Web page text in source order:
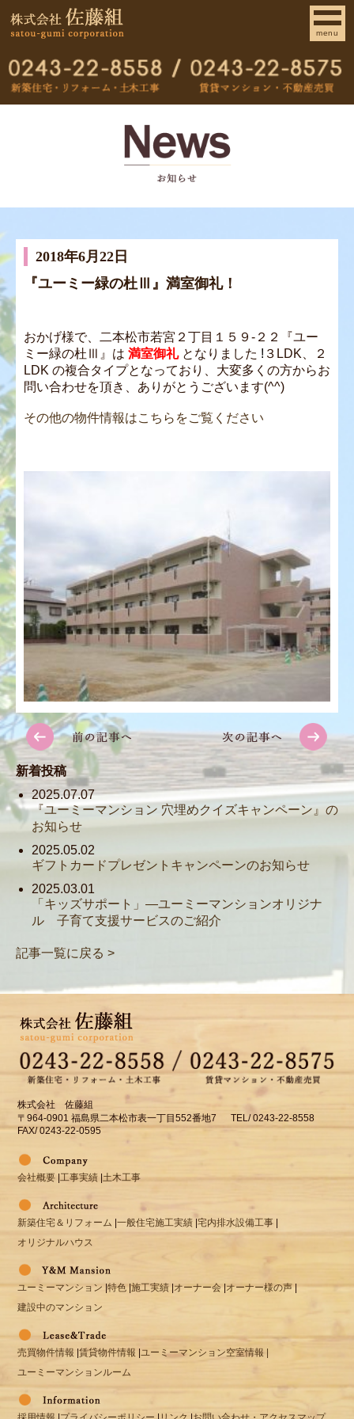
menu
2018年6月22日
『ユーミー緑の杜Ⅲ』満室御礼！
おかげ様で、二本松市若宮２丁目１５９‐２２『ユー
ミー緑の杜Ⅲ』は 満室御礼となりました ! ３LDK、２
LDK の複合タイプとなっており、大変多くの方からお
問い合わせを頂き、ありがとうございます(^^)
その他の物件情報はこちらをご覧ください
新着投稿
2025.07.07
『ユーミーマンション 穴埋めクイズキャンペーン』の
お知らせ
2025.05.02
ギフトカードプレゼントキャンペーンのお知らせ
2025.03.01
「キッズサポート」―ユーミーマンションオリジナ
ル 子育て支援サービスのご紹介
記事一覧に戻る >
株式会社 佐藤組
〒964-0901 福島県二本松市表一丁目552番地7 TEL/ 0243-22-8558
FAX/ 0243-22-0595
会社概要 |工事実績 |土木工事
新築住宅＆リフォーム |一般住宅施工実績 |宅内排水設備工事 |
オリジナルハウス
ユーミーマンション |特色 |施工実績 |オーナー会|オーナー様の声|
建設中のマンション
売買物件情報 |賃貸物件情報 |ユーミーマンション空室情報 |
ユーミーマンションルーム